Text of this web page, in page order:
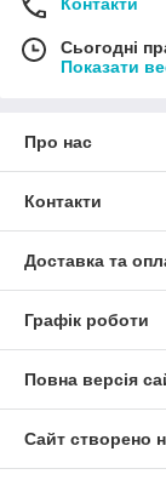
Контакти
Сьогодні
Показати
Про нас
Контакти
Доставка та
Графік роботи
Повна версія
Сайт створено